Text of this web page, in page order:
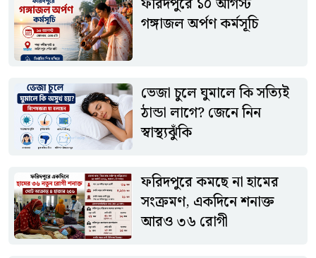
বিরাজ করছে। ভক্তদের অংশগ্রহণে কর্মসূচিটি ধর্মীয় আবহে অনুষ্ঠিত
হবে বলে জানিয়েছেন আয়োজকরা।আয়োজক কমিটির পক্ষ থেকে
ধর্মপ্রাণ সনাতন ধর্মাবলম্বীদের যথাসময়ে উপস্থিত হয়ে গঙ্গাজল অর্পণ
গঙ্গাজল অর্পণ কর্মসূচি
ভেজা চুলে ঘুমালে কি সত্যিই
ঠান্ডা লাগে? জেনে নিন
স্বাস্থ্যঝুঁকি
ফরিদপুরে কমছে না হামের
সংক্রমণ, একদিনে শনাক্ত
আরও ৩৬ রোগী